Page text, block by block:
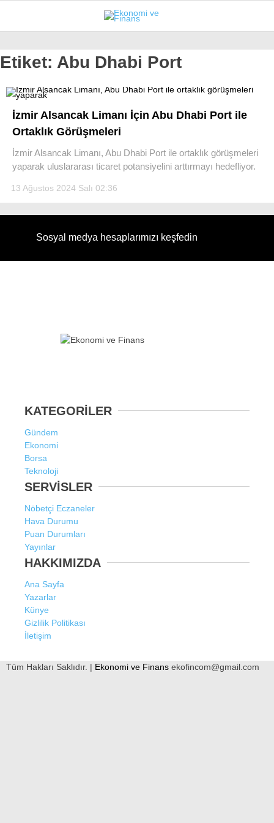
Instagram
İSTANBUL
GÜNDEM
EKONOMI
FINANS
BORSA
Etiket: Abu Dhabi Port
İzmir Alsancak Limanı İçin Abu Dhabi Port ile
Ortaklık Görüşmeleri
İzmir Alsancak Limanı, Abu Dhabi Port ile ortaklık görüşmeleri
yaparak uluslararası ticaret potansiyelini arttırmayı hedefliyor.
13 Ağustos 2024 Salı 02:36
Sosyal medya hesaplarımızı keşfedin
KATEGORİLER
Gündem
Ekonomi
Borsa
Teknoloji
SERVİSLER
Nöbetçi Eczaneler
Hava Durumu
Puan Durumları
Yayınlar
HAKKIMIZDA
Ana Sayfa
Yazarlar
Künye
Gizlilik Politikası
İletişim
Tüm Hakları Saklıdır. | Ekonomi ve Finans ekofincom@gmail.com